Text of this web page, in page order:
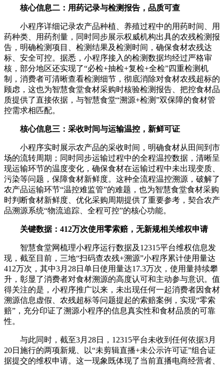
核心信息二：用药记录与检测报告，品质可查
小程序详细记录农产品种植、养殖过程中的用药时间、用
药种类、用药剂量，同时同步展示权威机构出具的农残检测报
告，明确检测项目、检测结果及检测时间，确保食材农残达
标、安全可控。据悉，小程序接入的检测数据均经过严格审
核，部分地区还实现了“必检+抽检+复检+全检”四重检测机
制，消费者可清晰查看检测细节，彻底消除对食材农残超标的
顾虑，这也为智慧食堂食材采购时核验检测报告、把控食材品
质提供了直接依据，与智慧食堂“溯源+检测”双保障的食材管
控需求相匹配。
核心信息三：采收时间与运输温控，新鲜可证
小程序实时展示农产品的采收时间，明确食材从田间到市
场的流转周期；同时同步运输过程中的全程温控数据，清晰呈
现运输环节的温度变化，确保食材在运输过程中未出现变质、
污染等问题，保障食材新鲜度。这种全流程温控溯源，破解了
农产品运输环节“温控难监管”的难题，也为智慧食堂食材采购
时判断食材新鲜度、优化采购周期提供了重要参考，契合农产
品溯源系统“物流追踪、全程可控”的核心功能。
关键数据：412万次使用零索赔，无新规相关维权申请
智慧食堂网梳理小程序运行数据及12315平台维权信息发
现，截至目前，三地“扫码查农残+溯源”小程序累计使用量达
412万次，其中3月28日单日使用量达17.3万次，使用量持续攀
升，彰显了消费者对食材溯源的高度认可和主动参与意识。值
得关注的是，小程序推广以来，未出现任何一起消费者因食材
溯源信息虚假、农残超标等问题提起的索赔案例，实现“零索
赔”，充分印证了溯源小程序的信息真实性和食材品质的可靠
性。
与此同时，截至3月28日，12315平台未收到任何依据3月
20日施行的两项新规、以“未剪辑直播+未公示许可证”组合证
据提交的维权申请。这一现象既体现了当前直播电商经营者、